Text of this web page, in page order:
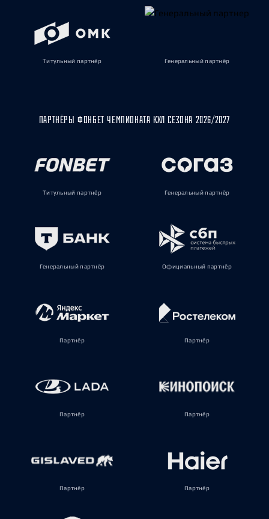
Титульный партнёр Генеральный партнёр
ПАРТНЁРЫ ФОНБЕТ ЧЕМПИОНАТА КХЛ СЕЗОНА 2026/2027
Титульный партнёр Генеральный партнёр
Генеральный партнёр Официальный партнёр
Партнёр Партнёр
Партнёр Партнёр
Партнёр Партнёр